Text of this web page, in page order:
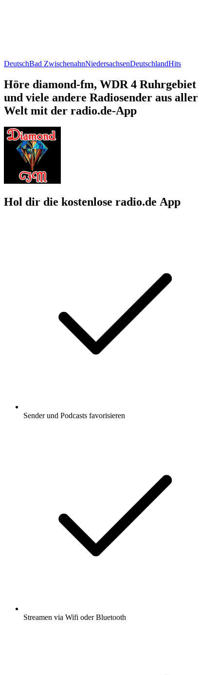
DeutschBad ZwischenahnNiedersachsenDeutschlandHits
Höre diamond-fm, WDR 4 Ruhrgebiet
und viele andere Radiosender aus aller
Welt mit der radio.de-App
Hol dir die kostenlose radio.de App
Sender und Podcasts favorisieren
Streamen via Wifi oder Bluetooth